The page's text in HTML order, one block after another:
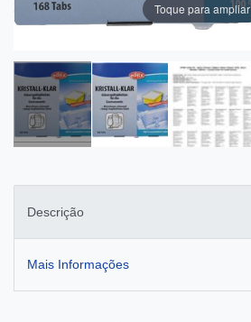
Toque para ampliar
Descrição
Mais Informações